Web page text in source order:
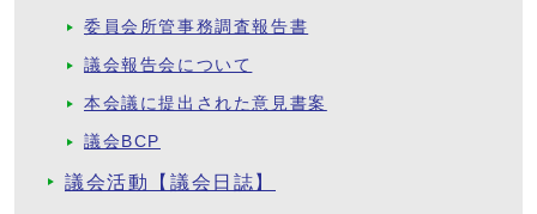
委員会所管事務調査報告書
議会報告会について
本会議に提出された意見書案
議会BCP
議会活動【議会日誌】